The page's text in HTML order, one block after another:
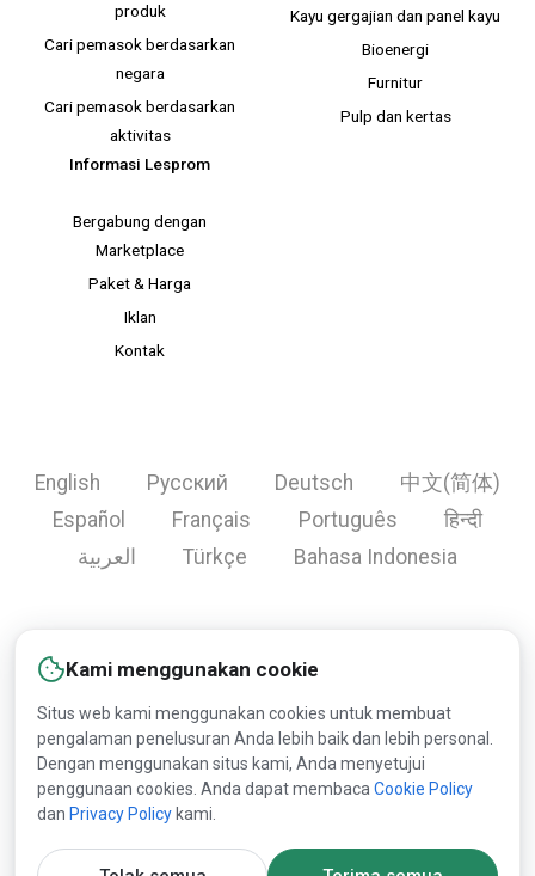
Kami menggunakan cookie
Situs web kami menggunakan cookies untuk membuat
pengalaman penelusuran Anda lebih baik dan lebih personal.
Dengan menggunakan situs kami, Anda menyetujui
penggunaan cookies. Anda dapat membaca Cookie Policy
dan Privacy Policy kami.
produk
Cari pemasok berdasarkan
negara
Cari pemasok berdasarkan
aktivitas
Kayu gergajian dan panel kayu
Bioenergi
Furnitur
Pulp dan kertas
Informasi Lesprom
Bergabung dengan
Marketplace
Paket & Harga
Iklan
Kontak
English Русский Deutsch
中文(简体)
Español
Français Português
हिन्दी
العربية
Türkçe Bahasa Indonesia
Copyright © 2000-2026 Lesprom Network. Semua hak
dilindungi.
Publikasi ulang konten Lesprom Network dilarang tanpa
persetujuan tertulis sebelumnya dari Lesprom Network.